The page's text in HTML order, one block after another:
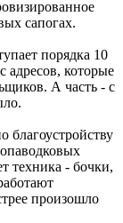
сапогах.
порядка 10
адресов, которые
А часть - с
благоустройству
техника - бочки,
произошло